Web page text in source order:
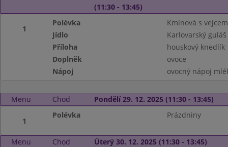
(11:30 - 13:45)
1
Polévka
Kmínová s
Jídlo
Karlovarský guláš
Příloha
houskový knedlík
Doplněk
ovoce
Nápoj
ovocný nápoj
Menu Chod Pondělí 29. 12. 2025 (11:30 - 13:45)
1
Polévka Prázdniny
Menu Chod Úterý 30. 12. 2025 (11:30 - 13:45)